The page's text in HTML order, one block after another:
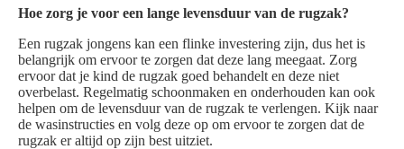
Hoe zorg je voor een lange levensduur van de rugzak?
Een rugzak jongens kan een flinke investering zijn, dus het is
belangrijk om ervoor te zorgen dat deze lang meegaat. Zorg
ervoor dat je kind de rugzak goed behandelt en deze niet
overbelast. Regelmatig schoonmaken en onderhouden kan ook
helpen om de levensduur van de rugzak te verlengen. Kijk naar
de wasinstructies en volg deze op om ervoor te zorgen dat de
rugzak er altijd op zijn best uitziet.